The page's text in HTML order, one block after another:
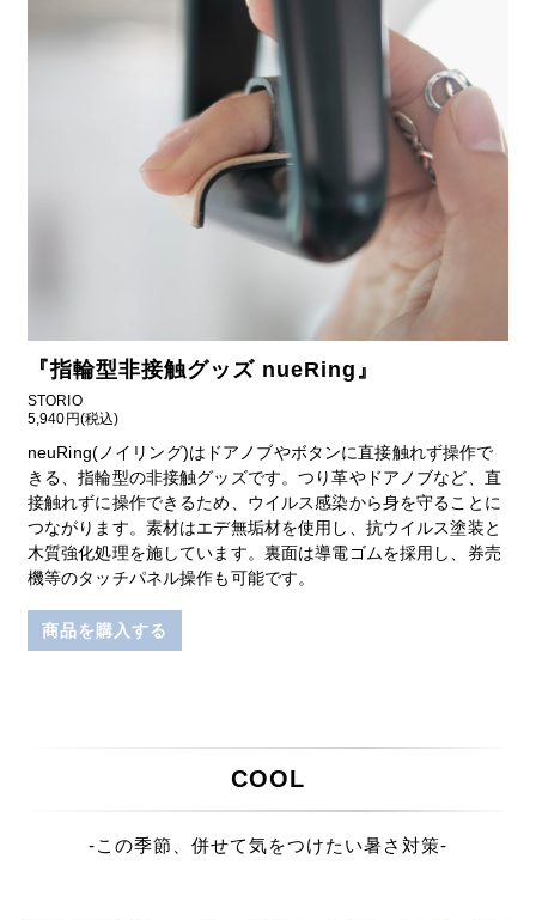
『指輪型非接触グッズ nueRing 』
STORIO
5,940円(税込)
neuRing(ノイリング)はドアノブやボタンに直接触れず操作で
きる、指輪型の非接触グッズです。つり革やドアノブなど、直
接触れずに操作できるため、ウイルス感染から身を守ることに
つながります。素材はエデ無垢材を使用し、抗ウイルス塗装と
木質強化処理を施しています。裏面は導電ゴムを採用し、券売
機等のタッチパネル操作も可能です。
商品を購入する
COOL
-この季節、併せて気をつけたい暑さ対策-